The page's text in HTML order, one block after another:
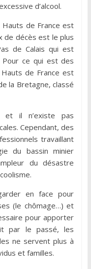
d’alcool.
Hauts de France est
de décès est le plus
de Calais qui est
Pour ce qui est des
de France est
la Bretagne, classé
et il n’existe pas
Cependant, des
travaillant
du bassin minier
du désastre
en face pour
(le chômage…) et
pour apporter
par le passé, les
ne servent plus à
et familles.